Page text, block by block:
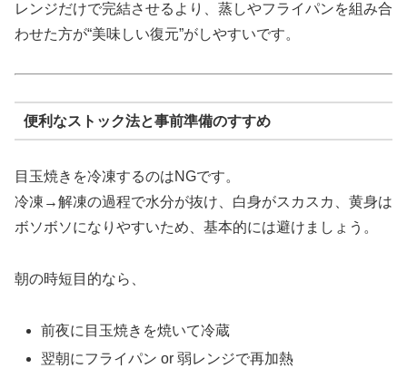
レンジだけで完結させるより、蒸しやフライパンを組み合
わせた方が“美味しい復元”がしやすいです。
便利なストック法と事前準備のすすめ
目玉焼きを冷凍するのはNGです。
冷凍→解凍の過程で水分が抜け、白身がスカスカ、黄身は
ボソボソになりやすいため、基本的には避けましょう。
朝の時短目的なら、
前夜に目玉焼きを焼いて冷蔵
翌朝にフライパン or 弱レンジで再加熱